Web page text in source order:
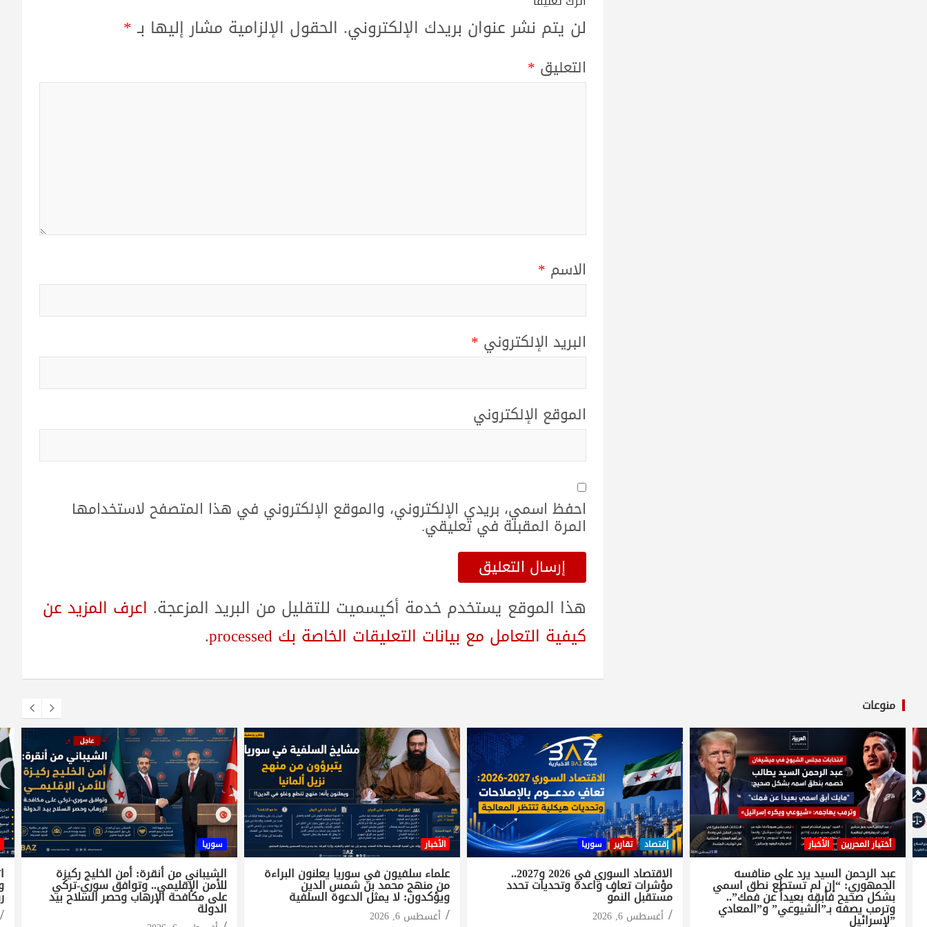
لن يتم نشر عنوان بريدك الإلكتروني. الحقول الإلزامية مشار إليها بـ*
التعليق *
الاسم *
البريد الإلكتروني *
الموقع الإلكتروني
احفظ اسمي، بريدي الإلكتروني، والموقع الإلكتروني في هذا المتصفح لاستخدامها
المرة المقبلة في تعليقي.
هذا الموقع يستخدم خدمة أكيسميت للتقليل من البريد المزعجة. اعرف المزيد عن
كيفية التعامل مع بيانات التعليقات الخاصة بك processed
.
منوعات
سوريا
الشيباني من أنقرة: أمن الخليج ركيزة
للأمن الإقليمي.. وتوافق سوري-تركي
على مكافحة الإرهاب وحصر السلاح بيد
الدولة
الأخبار
علماء سلفيون في سوريا يعلنون البراءة
من منهج محمد بن شمس الدين
ويؤكدون: لا يمثل الدعوة السلفية
أغسطس 6, 2026
إقتصاد تقارير سوريا
الاقتصاد السوري في 2026 و2027..
مؤشرات تعافٍ واعدة وتحديات تحدد
مستقبل النمو
أغسطس 6, 2026
أختيار المحررين الأخبار
عبد الرحمن السيد يرد على منافسه
الجمهوري: “إن لم تستطع نطق اسمي
بشكل صحيح فأبقِه بعيداً عن فمك”..
وترمب يصفه بـ”الشيوعي” و”المعادي
لإسرائيل”